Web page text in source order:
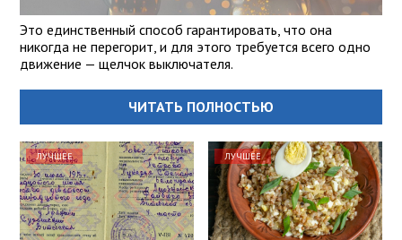
Это единственный способ гарантировать, что она
никогда не перегорит, и для этого требуется всего одно
движение — щелчок выключателя.
ЧИТАТЬ ПОЛНОСТЬЮ
ЛУЧШЕЕ ЛУЧШЕЕ